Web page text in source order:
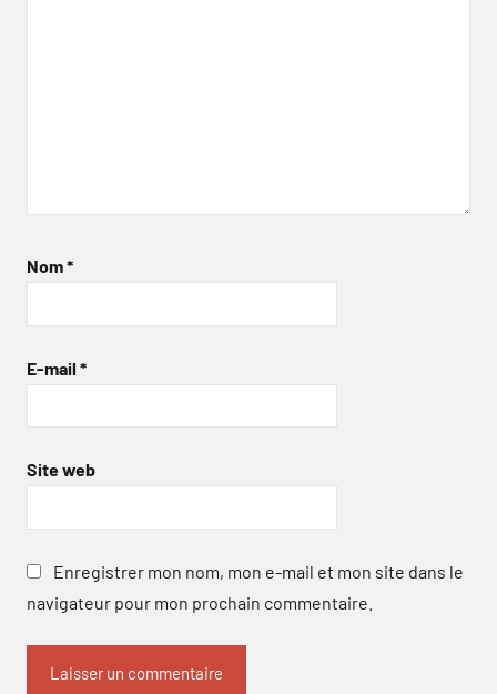
Nom*
E-mail *
Site web
Enregistrer mon nom, mon e-mail et mon site dans le
navigateur pour mon prochain commentaire.